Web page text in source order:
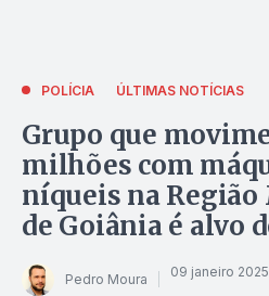
POLÍCIA ÚLTIMAS NOTÍCIAS
Grupo que
milhões com
níqueis na
de Goiânia é alvo
Pedro Moura 09 janeiro 2025